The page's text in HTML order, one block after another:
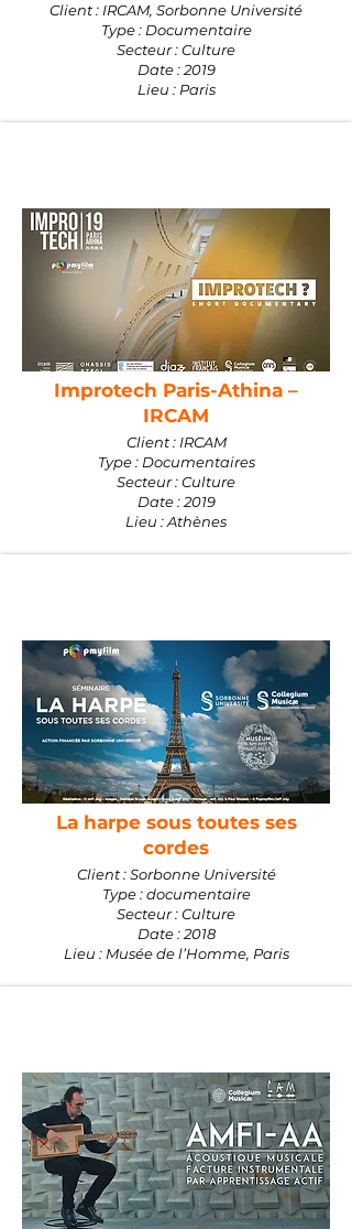
Client : IRCAM, Sorbonne Université
Type : Documentaire
Secteur : Culture
Date : 2019
Lieu : Paris
Improtech Paris-Athina –
IRCAM
Client : IRCAM
Type : Documentaires
Secteur : Culture
Date : 2019
Lieu : Athènes
La harpe sous toutes ses
cordes
Client : Sorbonne Université
Type : documentaire
Secteur : Culture
Date : 2018
Lieu : Musée de l’Homme, Paris